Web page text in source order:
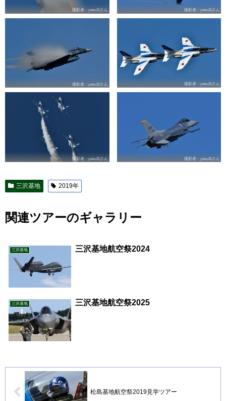
撮影者：yasu11さん 撮影者：yasu11さん
撮影者：yasu11さん 撮影者：yasu11さん
撮影者：yasu11さん 撮影者：yasu11さん
三沢基地 2019年
関連ツアーのギャラリー
三沢基地 三沢基地航空祭2024
三沢基地 三沢基地航空祭2025
松島基地航空祭2019見学ツアー